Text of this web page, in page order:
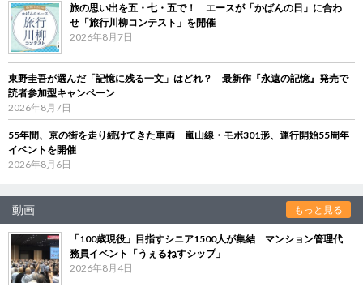
旅の思い出を五・七・五で！ エースが「かばんの日」に合わ
せ「旅行川柳コンテスト」を開催
2026年8月7日
東野圭吾が選んだ「記憶に残る一文」はどれ？ 最新作『永遠の記憶』発売で
読者参加型キャンペーン
2026年8月7日
55年間、京の街を走り続けてきた車両 嵐山線・モボ301形、運行開始55周年
イベントを開催
2026年8月6日
動画 もっと見る
「100歳現役」目指すシニア1500人が集結 マンション管理代
務員イベント「うぇるねすシップ」
2026年8月4日